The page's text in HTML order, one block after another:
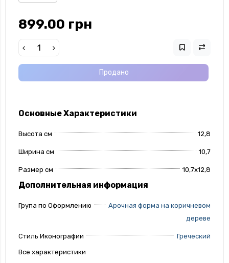
899.00 грн
Продано
Основные Характеристики
Высота см 12,8
Ширина см 10,7
Размер см 10,7х12,8
Дополнительная информация
Група по Оформлению
Арочная форма на коричневом
дереве
Стиль Иконографии Греческий
Все характеристики